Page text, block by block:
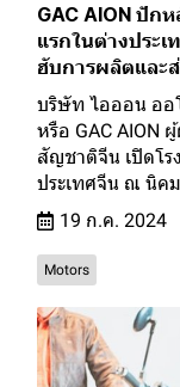
GAC AION ปัก
แรกในต่างประเ
ฮับการผลิตและ
บริษัท ไอออน ออ
หรือ GAC AION
สัญชาติจีน เปิดโ
ประเทศจีน ณ นิค
19 ก.ค. 2024
Motors